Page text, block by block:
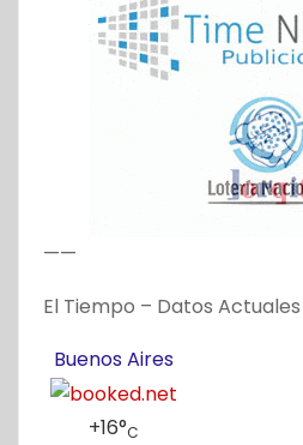
——
El Tiempo – Datos Actuales
Buenos Aires
+16°C